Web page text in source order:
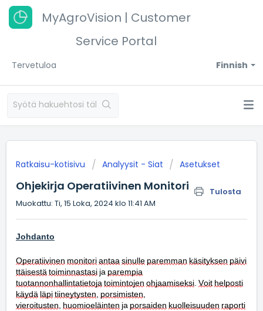
MyAgroVision | Customer
Service Portal
Finnish
Tervetuloa
Ratkaisu-kotisivu Analyysit - Siat Asetukset
Ohjekirja Operatiivinen Monitori
Tulosta
Muokattu: Ti, 15 Loka, 2024 klo 11:41 AM
Johdanto
Operatiivinen monitoriantaasinulle paremman käsityksen päivi
ttäisestätoiminnastasi ja parempia
tuotannonhallintatietojatoimintojen ohjaamiseksi. Voit helposti
käydä läpitiineytysten, porsimisten,
vieroitusten, huomioeläinten ja porsaiden kuolleisuuden raporti